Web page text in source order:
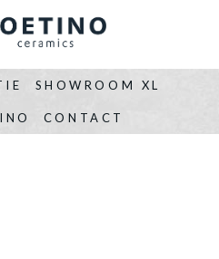
SHOWROOM XL
CONTACT